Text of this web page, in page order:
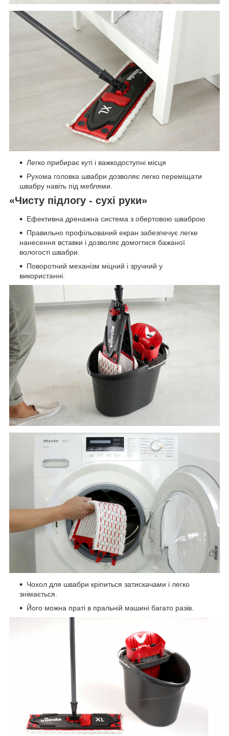
Легко прибирає куті і важкодоступні місця
Рухома головка швабри дозволяє легко переміщати
швабру навіть під меблями.
«Чисту підлогу - сухі руки»
Ефективна дренажна система з обертовою шваброю
Правильно профільований екран забезпечує легке
нанесення вставки і дозволяє домогтися бажаної
вологості швабри.
Поворотний механізм міцний і зручний у
використанні.
Чохол для швабри кріпиться затискачами і легко
знімається.
Його можна праті в пральній машині багато разів.